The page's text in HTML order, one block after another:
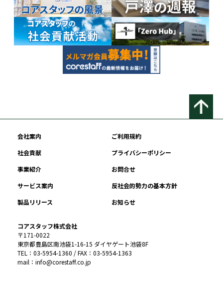
会社案内
ご利用規約
社会貢献
プライバシーポリシー
事業紹介
お問合せ
サービス案内
反社会的勢力の基本方針
製品リリース
お知らせ
コアスタッフ株式会社
〒171-0022
東京都豊島区南池袋1-16-15 ダイヤゲート池袋8F
TEL：03-5954-1360 / FAX：03-5954-1363
mail：info@corestaff.co.jp